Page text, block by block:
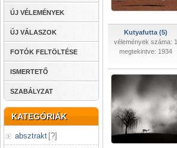
ÚJ VÉLEMÉNYEK
ÚJ VÁLASZOK
FOTÓK FELTÖLTÉSE
ISMERTETŐ
SZABÁLYZAT
KATEGÓRIÁK
absztrakt [?]
Kutyafutta (5)
vélemények száma: 1
megtekintve: 1934